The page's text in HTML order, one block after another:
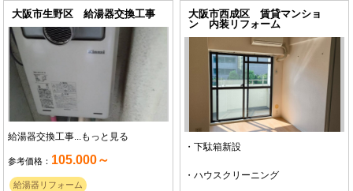
大阪市生野区 給湯器交換工事
給湯器交換工事...もっと見る
参考価格： 105.000～
給湯器リフォーム
大阪市西成区 賃貸マンショ
ン 内装リフォーム
・下駄箱新設
・ハウスクリーニング